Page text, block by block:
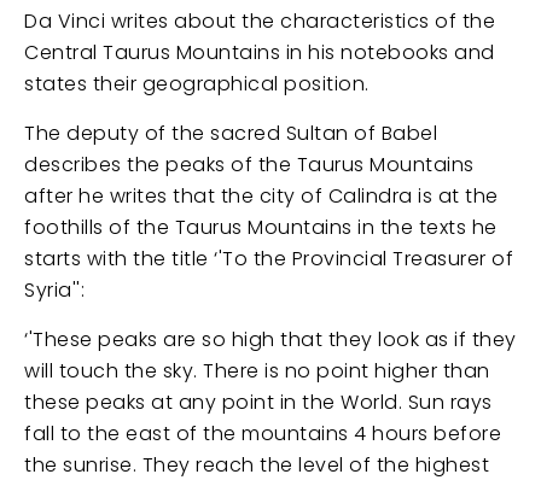
Da Vinci writes about the characteristics of the
Central Taurus Mountains in his notebooks and
states their geographical position.
The deputy of the sacred Sultan of Babel
describes the peaks of the Taurus Mountains
after he writes that the city of Calindra is at the
foothills of the Taurus Mountains in the texts he
starts with the title ‘'To the Provincial Treasurer of
Syria'':
‘'These peaks are so high that they look as if they
will touch the sky. There is no point higher than
these peaks at any point in the World. Sun rays
fall to the east of the mountains 4 hours before
the sunrise. They reach the level of the highest